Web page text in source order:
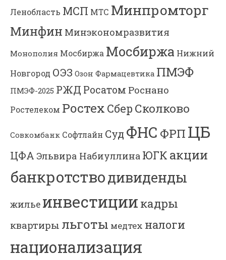
Ленобласть МСП МТС Минпромторг
Минфин Минэкономразвития
Монополия Мосбиржа Мосбиржа Нижний
Новгород ОЭЗ Озон Фармацевтика ПМЭФ
ПМЭФ-2025 РЖД Росатом Роснано
Ростелеком Ростех Сбер Сколково
Совкомбанк Софтлайн Суд ФНС ФРП ЦБ
ЦФА Эльвира Набиуллина ЮГК акции
банкротстводивиденды
жилье инвестиции кадры
квартиры льготы медтех налоги
национализация